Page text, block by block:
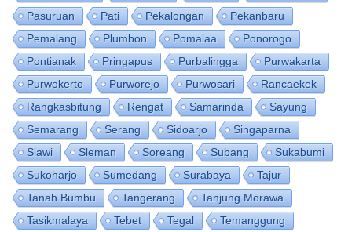
Pasuruan
Pati Pekalongan
Pekanbaru
Pemalang
Plumbon Pomalaa
Ponorogo
Pontianak
Pringapus Purbalingga
Purwakarta
Purwokerto
Purworejo Purwosari
Rancaekek
Rangkasbitung
Rengat Samarinda
Sayung
Semarang
Serang Sidoarjo
Singaparna
Slawi
Sleman Soreang Subang
Sukabumi
Sukoharjo
Sumedang Surabaya
Tajur
Tanah Bumbu
Tangerang
Tanjung Morawa
Tasikmalaya
Tebet Tegal
Temanggung